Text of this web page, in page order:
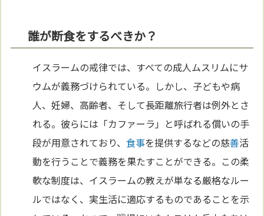
誰が断食をするべきか？
イスラームの戒律では、すべての成人ムスリムにサ
ウムが義務づけられている。しかし、子どもや病
人、妊婦、高齢者、そして長距離旅行者は例外とさ
れる。彼らには「カファーラ」と呼ばれる償いの手
段が用意されており、食事を提供するなどの慈善活
動を行うことで義務を果たすことができる。この柔
軟な制度は、イスラームの教えが単なる厳格なルー
ルではなく、実生活に適応するものであることを示